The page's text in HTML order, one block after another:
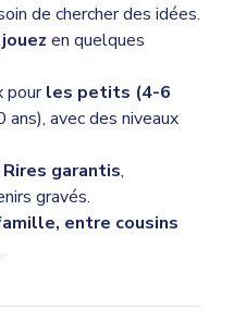
de chercher des idées.
en quelques
pourles petits (4-6
avec des niveaux
Rires garantis,
gravés.
entre cousins